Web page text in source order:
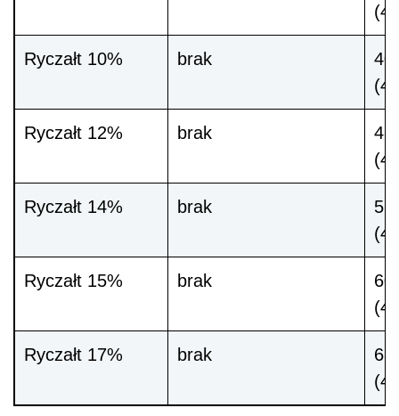
Ryczałt 10% brak
Ryczałt 12% brak
Ryczałt 14% brak
Ryczałt 15% brak
Ryczałt 17% brak